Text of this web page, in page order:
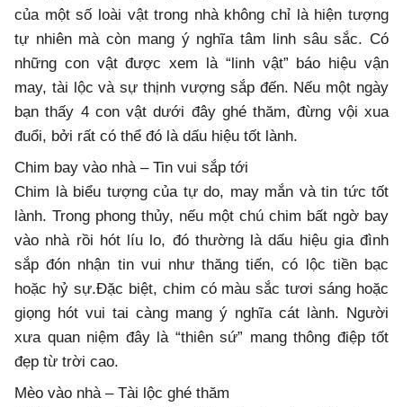
của một số loài vật trong nhà không chỉ là hiện tượng
tự nhiên mà còn mang ý nghĩa tâm linh sâu sắc. Có
những con vật được xem là “linh vật” báo hiệu vận
may, tài lộc và sự thịnh vượng sắp đến. Nếu một ngày
bạn thấy 4 con vật dưới đây ghé thăm, đừng vội xua
đuổi, bởi rất có thể đó là dấu hiệu tốt lành.
Chim bay vào nhà – Tin vui sắp tới
Chim là biểu tượng của tự do, may mắn và tin tức tốt
lành. Trong phong thủy, nếu một chú chim bất ngờ bay
vào nhà rồi hót líu lo, đó thường là dấu hiệu gia đình
sắp đón nhận tin vui như thăng tiến, có lộc tiền bạc
hoặc hỷ sự.Đặc biệt, chim có màu sắc tươi sáng hoặc
giọng hót vui tai càng mang ý nghĩa cát lành. Người
xưa quan niệm đây là “thiên sứ” mang thông điệp tốt
đẹp từ trời cao.
Mèo vào nhà – Tài lộc ghé thăm